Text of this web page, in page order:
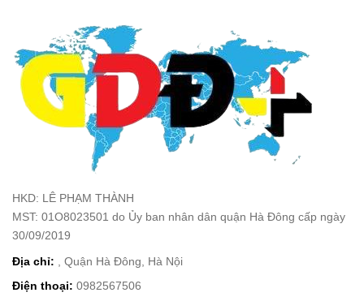
HKD: LÊ PHẠM THÀNH
MST: 01O8023501 do Ủy ban nhân dân quận Hà Đông cấp ngày
30/09/2019
Địa chỉ: , Quận Hà Đông, Hà Nội
Điện thoại: 0982567506